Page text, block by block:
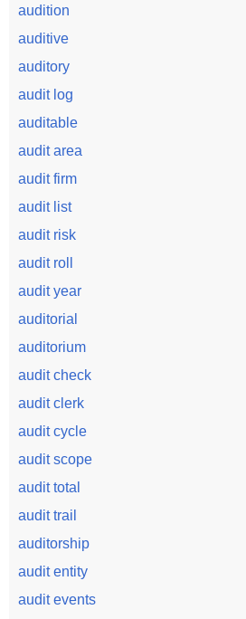
audition
auditive
auditory
audit log
auditable
audit area
audit firm
audit list
audit risk
audit roll
audit year
auditorial
auditorium
audit check
audit clerk
audit cycle
audit scope
audit total
audit trail
auditorship
audit entity
audit events